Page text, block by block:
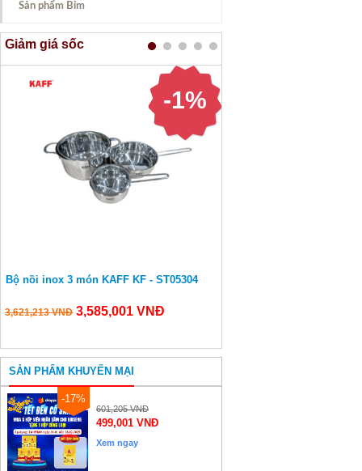
Sản phẩm Bỉm
Giảm giá sốc
-1%
Bộ nồi inox 3 món KAFF KF - ST05304
3,621,213 VNĐ 3,585,001 VNĐ
SẢN PHẨM KHUYẾN MẠI
601,205 VNĐ
499,001 VNĐ
-17%
Xem ngay